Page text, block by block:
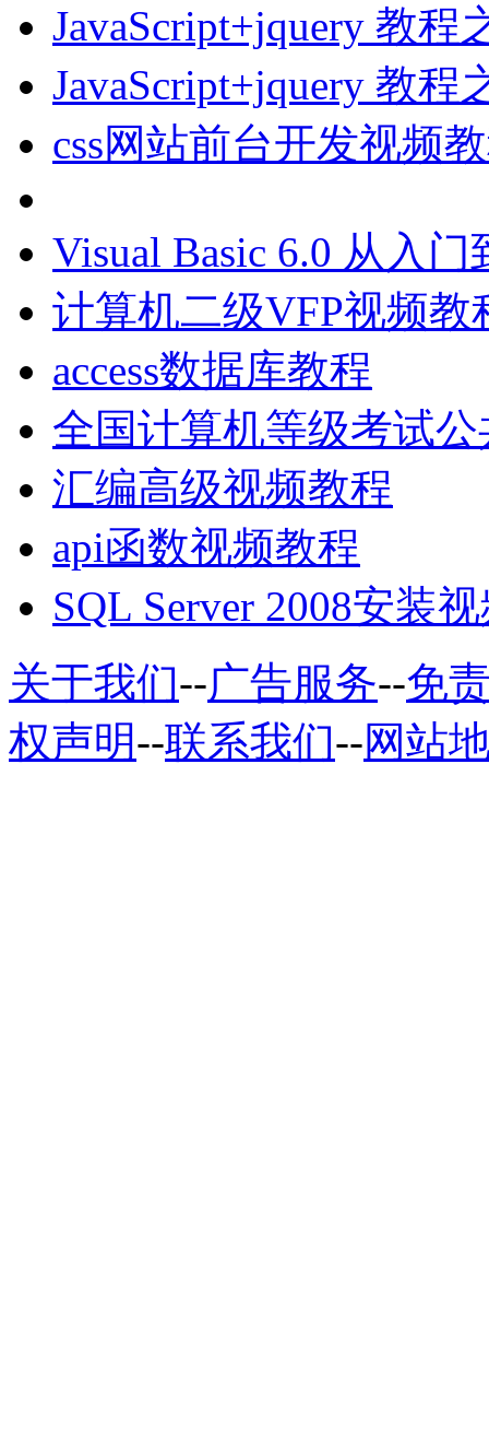
JavaScript+jquery 教
JavaScript+jquery 教
css网站前台开发视频
Visual Basic 6.0 从入
计算机二级VFP视频教
access数据库教程
全国计算机等级考试
汇编高级视频教程
api函数视频教程
SQL Server 2008安装
关于我们--广告服务--免
权声明--联系我们--网站